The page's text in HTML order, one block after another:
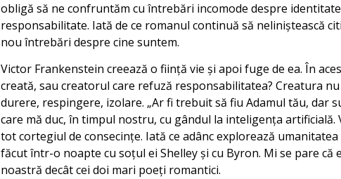
obligă să ne confruntăm cu întrebări incomode despre
responsabilitate. Iată de ce romanul continuă să neliniştească
nou întrebări despre cine suntem.
Victor Frankenstein creează o fiinţă vie şi apoi fuge de ea. În
creată, sau creatorul care refuză responsabilitatea? Creatura
durere, respingere, izolare. „Ar fi trebuit să fiu Adamul tău, dar
care mă duc, în timpul nostru, cu gândul la inteligenţa artificială.
tot cortegiul de consecinţe. Iată ce adânc explorează
făcut într-o noapte cu soţul ei Shelley şi cu Byron. Mi se pare că
noastră decât cei doi mari poeţi romantici.